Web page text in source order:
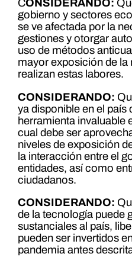
CONSIDERANDO:
gobierno y sectores
se ve afectada por la
gestiones y otorgar
uso de métodos
mayor exposición de la
realizan estas labores.
CONSIDERANDO:
ya disponible en el país
herramienta invaluable
cual debe ser
niveles de exposición
la interacción entre el
entidades, así como
ciudadanos.
CONSIDERANDO:
de la tecnología puede
sustanciales al país,
pueden ser invertidos
pandemia antes